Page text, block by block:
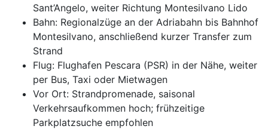
Sant’Angelo, weiter Richtung Montesilvano Lido
Bahn: Regionalzüge an der Adriabahn bis Bahnhof
Montesilvano, anschließend kurzer Transfer zum
Strand
Flug: Flughafen Pescara (PSR) in der Nähe, weiter
per Bus, Taxi oder Mietwagen
Vor Ort: Strandpromenade, saisonal
Verkehrsaufkommen hoch; frühzeitige
Parkplatzsuche empfohlen